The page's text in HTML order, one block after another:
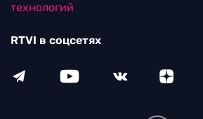
технологий
RTVI в соцсетях